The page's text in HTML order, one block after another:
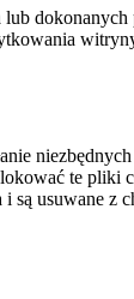
te
są usuwane z